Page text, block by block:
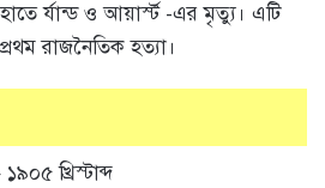
হাতে র্যান্ড ও আয়ার্স্ট -এর মৃত্যু। এটি
রাজনৈতিক হত্যা।
খ্রিস্টাব্দ